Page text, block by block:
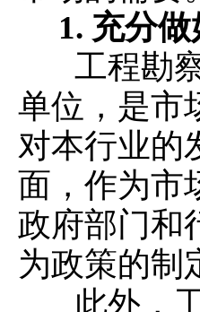
1. 充分
工程勘察
单位，是市
对本行业的
面，作为市
政府部门和
为政策的制
此外，工